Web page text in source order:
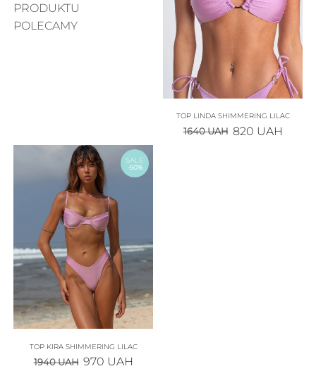
PRODUKTU
POLECAMY
TOP LINDA SHIMMERING LILAC
1640UAH 820 UAH
SALE
-50%
TOP KIRA SHIMMERING LILAC
1940UAH 970 UAH